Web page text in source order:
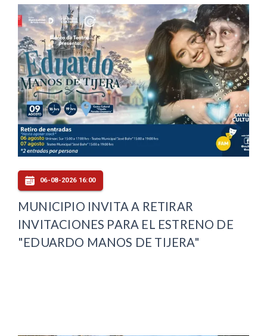
06-08-2026 16:00
MUNICIPIO INVITA A RETIRAR
INVITACIONES PARA EL ESTRENO DE
"EDUARDO MANOS DE TIJERA"